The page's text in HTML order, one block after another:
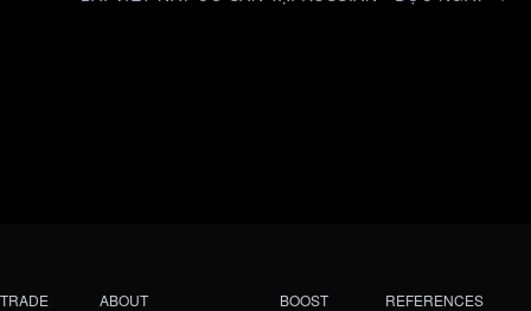
TRADE ABOUT BOOST REFERENCES